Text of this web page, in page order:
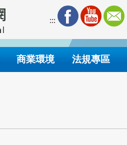
:::
商業環境 法規專區